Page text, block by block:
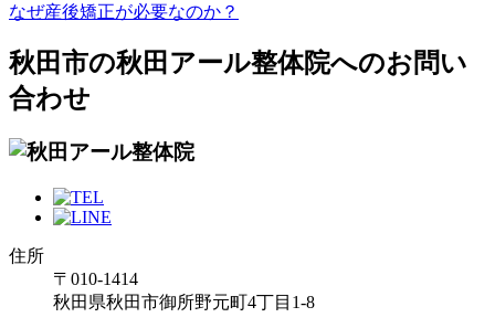
なぜ産後矯正が必要なのか？
秋田市の秋田アール整体院へのお問い
合わせ
住所
〒010-1414
秋田県秋田市御所野元町4丁目1-8